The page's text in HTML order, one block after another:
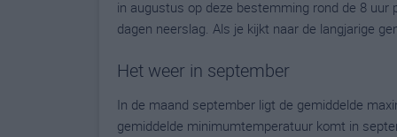
in augustus op deze bestemming rond de 8 uur
dagen neerslag. Als je kijkt naar de langjarige
Het weer in september
In de maand september ligt de gemiddelde
gemiddelde minimumtemperatuur komt in